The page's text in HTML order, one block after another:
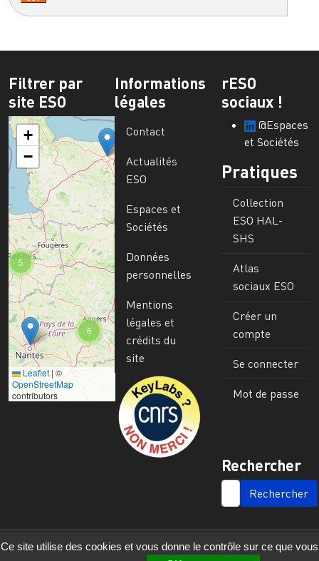
Filtrer par
site ESO
6
5
+
−
Leaflet | ©
OpenStreetMap
contributors
Informations
légales
Contact
Actualités
ESO
Espaces et
Sociétés
Données
personnelles
Mentions
légales et
crédits du
site
Image
rESO
sociaux !
@Espaces
et Sociétés
Pratiques
Collection
ESO HAL-
SHS
Atlas
sociaux ESO
Créer un
compte
Se connecter
Mot de passe
Rechercher
SEARCH
Ce site utilise des cookies et vous donne le contrôle sur ce que vous